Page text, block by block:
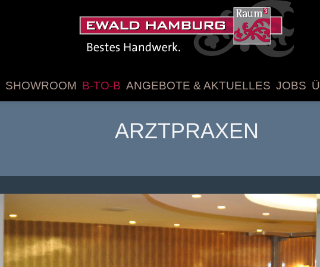
SHOWROOM B-TO-B ANGEBOTE & AKTUELLES JOBS
ARZTPRAXEN